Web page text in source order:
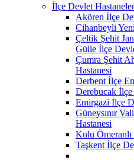
İlçe Devlet
Akören İlçe
Cihanbeyli
Çeltik Şehit
Gülle İlçe
Çumra Şehit
Hastanesi
Derbent İlçe
Derebucak
Emirgazi İlçe
Güneysınır
Hastanesi
Kulu
Taşkent İlçe